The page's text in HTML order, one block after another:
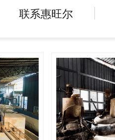
联系惠旺尔